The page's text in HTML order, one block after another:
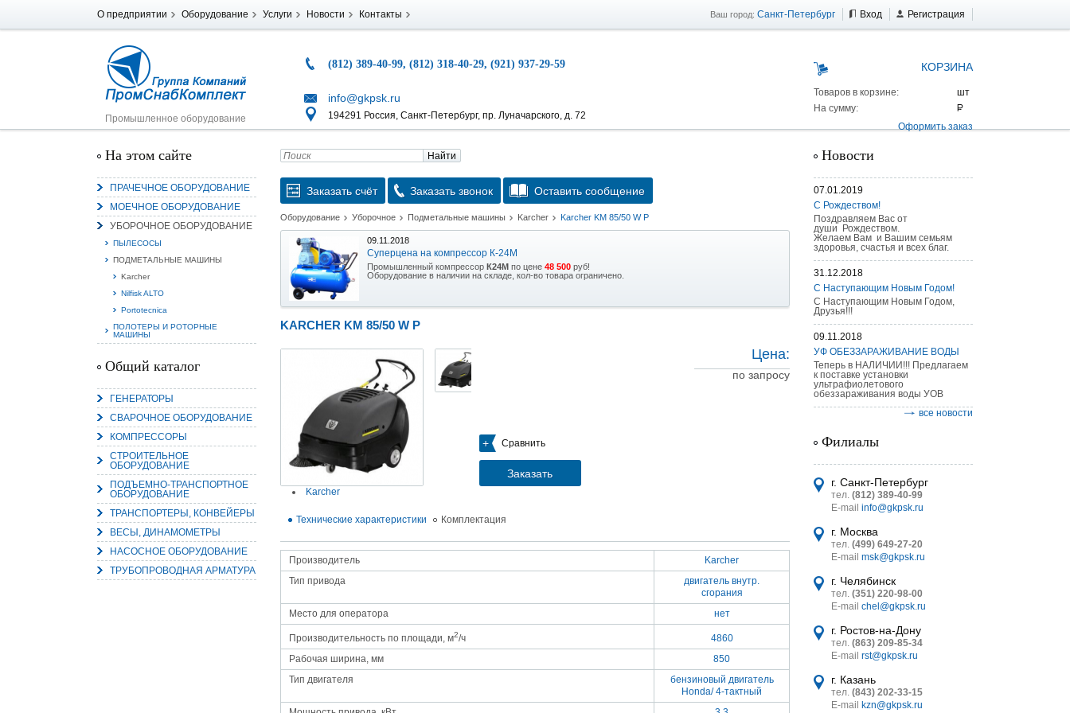
О предприятии Оборудование Услуги Новости Контакты Ваш город: Санкт-Петербург Вход Регистрация
Промышленное оборудование
(812) 389-40-99, (812) 318-40-29, (921) 937-29-59
info@gkpsk.ru
194291 Россия, Санкт-Петербург, пр. Луначарского, д. 72
КОРЗИНА
Товаров в корзине:
На сумму:
Оформить заказ
На этом сайте
ПРАЧЕЧНОЕ ОБОРУДОВАНИЕ
МОЕЧНОЕ ОБОРУДОВАНИЕ
УБОРОЧНОЕ ОБОРУДОВАНИЕ
ПЫЛЕСОСЫ
ПОДМЕТАЛЬНЫЕ МАШИНЫ
Karcher
Nilfisk ALTO
Portotecnica
ПОЛОТЕРЫ И РОТОРНЫЕ
МАШИНЫ
Общий каталог
ГЕНЕРАТОРЫ
СВАРОЧНОЕ ОБОРУДОВАНИЕ
КОМПРЕССОРЫ
СТРОИТЕЛЬНОЕ
ОБОРУДОВАНИЕ
ПОДЪЕМНО-ТРАНСПОРТНОЕ
ОБОРУДОВАНИЕ
ТРАНСПОРТЕРЫ, КОНВЕЙЕРЫ
ВЕСЫ, ДИНАМОМЕТРЫ
НАСОСНОЕ ОБОРУДОВАНИЕ
ТРУБОПРОВОДНАЯ АРМАТУРА
Найти
Заказать счёт Заказать звонок Оставить сообщение
Оборудование Уборочное Подметальные машины Karcher Karcher KM 85/50 W P
09.11.2018
Суперцена на компрессор К-24М
Промышленный компрессор К24М по цене 48 500 руб!
Оборудование в наличии на складе, кол-во товара ограничено.
15.10.2018
Уникальная возможность приобрести (в наличии на складе) тележку гидравлическую AS 25 г/п
05.09.2018
Новое поступление на склад насосов
Насосы Calpeda в НАЛИЧИИ
https://www.1nasos.ru/vodosnabzhenie-otoplenie/calpeda-mxh-203e
15.01.2018
Ручные насосы НБУ без торговой наценки!
Поступление насосов НБУ 700-02 на склад в Спб. Купите сегодня по цене производителя!
Насос бочковой универсальный НБУ 700-02 предназначен для перекачивания пищевых растительных
масел из бочек и других емкостей и соответствует государственным санитарно-эпидемеологическим
правилам и нормам.
Оборудование в наличии на складе!!! Цены фиксированы!
Растворосмеситель СКАУТ MINI
снижены!
Товар имеется в наличии на складе.
28.02.2017
Наклонный подъемник Minor Escalera по цене 2014 года
Стоимость 260 000 руб!
KARCHER KM 85/50 W P
Сравнить
Заказать
Цена:
по запросу
Karcher
Технические характеристики Комплектация
Производитель
Karcher
Тип привода
двигатель внутр.
сгорания
Место для оператора
нет
Производительность по площади, м2/ч
4860
Рабочая ширина, мм
850
Тип двигателя
бензиновый двигатель
Honda/ 4-тактный
Новости
07.01.2019
С Рождеством!
Поздравляем Вас от
души Рождеством.
Желаем Вам и Вашим семьям
здоровья, счастья и всех благ.
31.12.2018
С Наступающим Новым Годом!
С Наступающим Новым Годом,
Друзья!!!
09.11.2018
УФ ОБЕЗЗАРАЖИВАНИЕ ВОДЫ
Теперь в НАЛИЧИИ!!! Предлагаем
к поставке установки
ультрафиолетового
обеззараживания воды УОВ
все новости
Филиалы
г. Санкт-Петербург
тел. (812) 389-40-99
E-mail info@gkpsk.ru
г. Москва
тел. (499) 649-27-20
E-mail msk@gkpsk.ru
г. Челябинск
тел. (351) 220-98-00
E-mail chel@gkpsk.ru
г. Ростов-на-Дону
тел. (863) 209-85-34
E-mail rst@gkpsk.ru
г. Казань
тел. (843) 202-33-15
E-mail
kzn@gkpsk.ru